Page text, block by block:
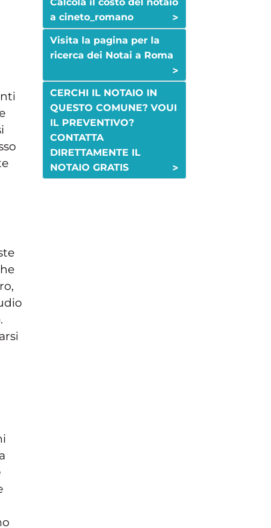
a cineto_romano
>
Visita la pagina per la
ricerca dei Notai a Roma
>
CERCHI IL NOTAIO IN
QUESTO COMUNE? VOUI
IL PREVENTIVO?
CONTATTA
DIRETTAMENTE IL
NOTAIO GRATIS
>